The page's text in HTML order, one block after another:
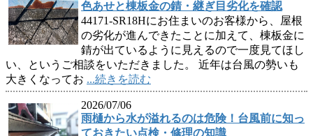
色あせと棟板金の錆・継ぎ目劣化を確認
44171-SR18Hにお住まいのお客様から、屋根
の劣化が進んできたことに加えて、棟板金に
錆が出ているように見えるので一度見てほし
い、というご相談をいただきました。 近年は台風の勢いも
大きくなってお ...続きを読む
2026/07/06
雨樋から水が溢れるのは危険！台風前に知っ
ておきたい点検・修理の知識